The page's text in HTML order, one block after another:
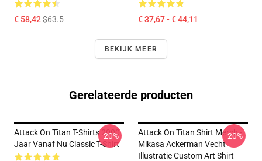
€ 58,42$63.5 € 37,67 - € 44,11
BEKIJK MEER
Gerelateerde producten
Attack On Titan T-Shirts 2000
Jaar Vanaf Nu Classic T-Shirt
-20%
Attack On Titan Shirt Merch -
Mikasa Ackerman Vecht
Illustratie Custom Art Shirt
-20%